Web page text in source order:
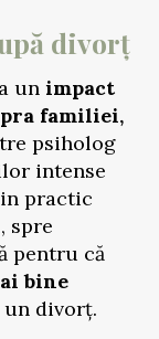
divorț
un impact
familiei,
psiholog
intense
practic
spre
pentru că
bine
divorț.